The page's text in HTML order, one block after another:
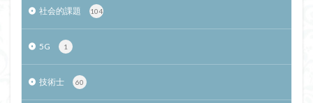
社会的課題 104
5G 1
技術士 60